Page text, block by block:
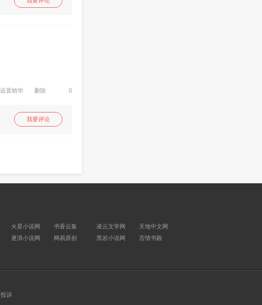
设置精华 删除 0
我要评论
火星小说网 书香云集 凌云文学网
天地中文网
逐浪小说网 网易原创 黑岩小说网
言情书殿
投诉